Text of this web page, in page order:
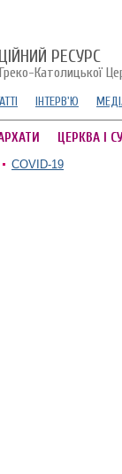
РЕСУРС
Католицької
ІНТЕРВ'Ю
ЦЕРКВА І
COVID-19